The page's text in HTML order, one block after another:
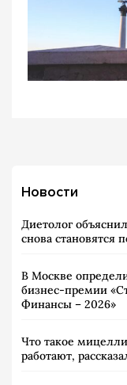
Новости
Диетолог
снова становятся
В Москве
бизнес-премии
Финансы – 2026»
Что такое
работают,